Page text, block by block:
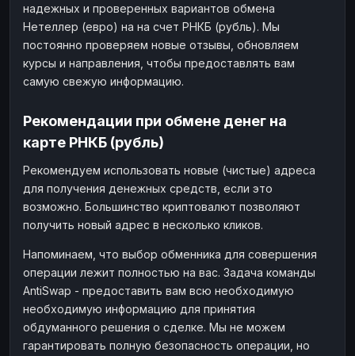
надежных и проверенных вариантов обмена
Нетеллер (евро) на на счет РНКБ (рубль). Мы
постоянно проверяем новые отзывы, обновляем
курсы и направления, чтобы предоставлять вам
самую свежую информацию.
Рекомендации при обмене денег на
карте РНКБ (рубль)
Рекомендуем использовать новые (чистые) адреса
для получения денежных средств, если это
возможно. Большинство криптовалют позволяют
получить новый адрес в несколько кликов.
Напоминаем, что выбор обменника для совершения
операции лежит полностью на вас. Задача команды
AntiSwap - предоставить вам всю необходимую
необходимую информацию для принятия
обдуманного решения о сделке. Мы не можем
гарантировать полную безопасность операции, но